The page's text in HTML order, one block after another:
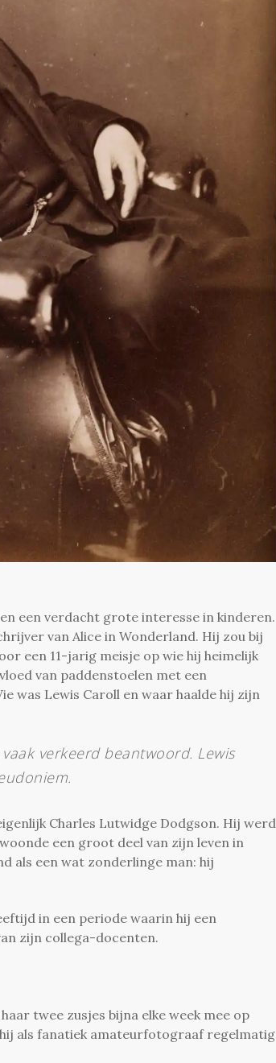
een verdacht grote interesse in kinderen.
van Alice in Wonderland. Hij zou bij
een 11-jarig meisje op wie hij heimelijk
van paddenstoelen met een
was Lewis Caroll en waar haalde hij zijn
verkeerd beantwoord. Lewis
Charles Lutwidge Dodgson. Hij werd
een groot deel van zijn leven in
als een wat zonderlinge man: hij
in een periode waarin hij een
zijn collega-docenten.
twee zusjes bijna elke week mee op
als fanatiek amateurfotograaf regelmatig